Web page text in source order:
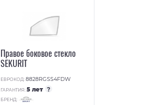
Правое боковое стекло
SEKURIT
ЕВРОКОД:8828RGSS4FDW
ГАРАНТИЯ:5 лет ?
БРЕНД: